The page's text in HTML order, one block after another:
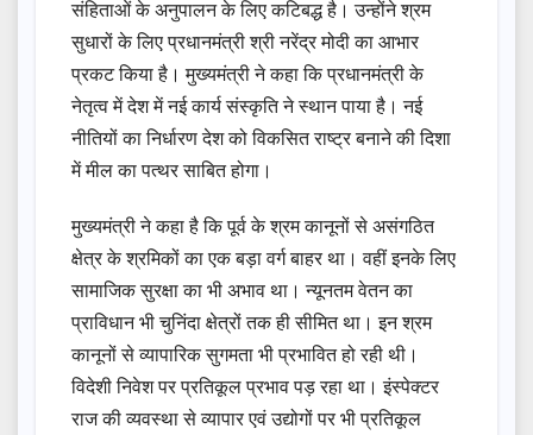
संहिताओं के अनुपालन के लिए कटिबद्ध है। उन्होंने श्रम
सुधारों के लिए प्रधानमंत्री श्री नरेंद्र मोदी का आभार
प्रकट किया है। मुख्यमंत्री ने कहा कि प्रधानमंत्री के
नेतृत्व में देश में नई कार्य संस्कृति ने स्थान पाया है। नई
नीतियों का निर्धारण देश को विकसित राष्ट्र बनाने की दिशा
में मील का पत्थर साबित होगा।
मुख्यमंत्री ने कहा है कि पूर्व के श्रम कानूनों से असंगठित
क्षेत्र के श्रमिकों का एक बड़ा वर्ग बाहर था। वहीं इनके लिए
सामाजिक सुरक्षा का भी अभाव था। न्यूनतम वेतन का
प्राविधान भी चुनिंदा क्षेत्रों तक ही सीमित था। इन श्रम
कानूनों से व्यापारिक सुगमता भी प्रभावित हो रही थी।
विदेशी निवेश पर प्रतिकूल प्रभाव पड़ रहा था। इंस्पेक्टर
राज की व्यवस्था से व्यापार एवं उद्योगों पर भी प्रतिकूल